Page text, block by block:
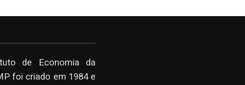
de Economia da
foi criado em 1984 e